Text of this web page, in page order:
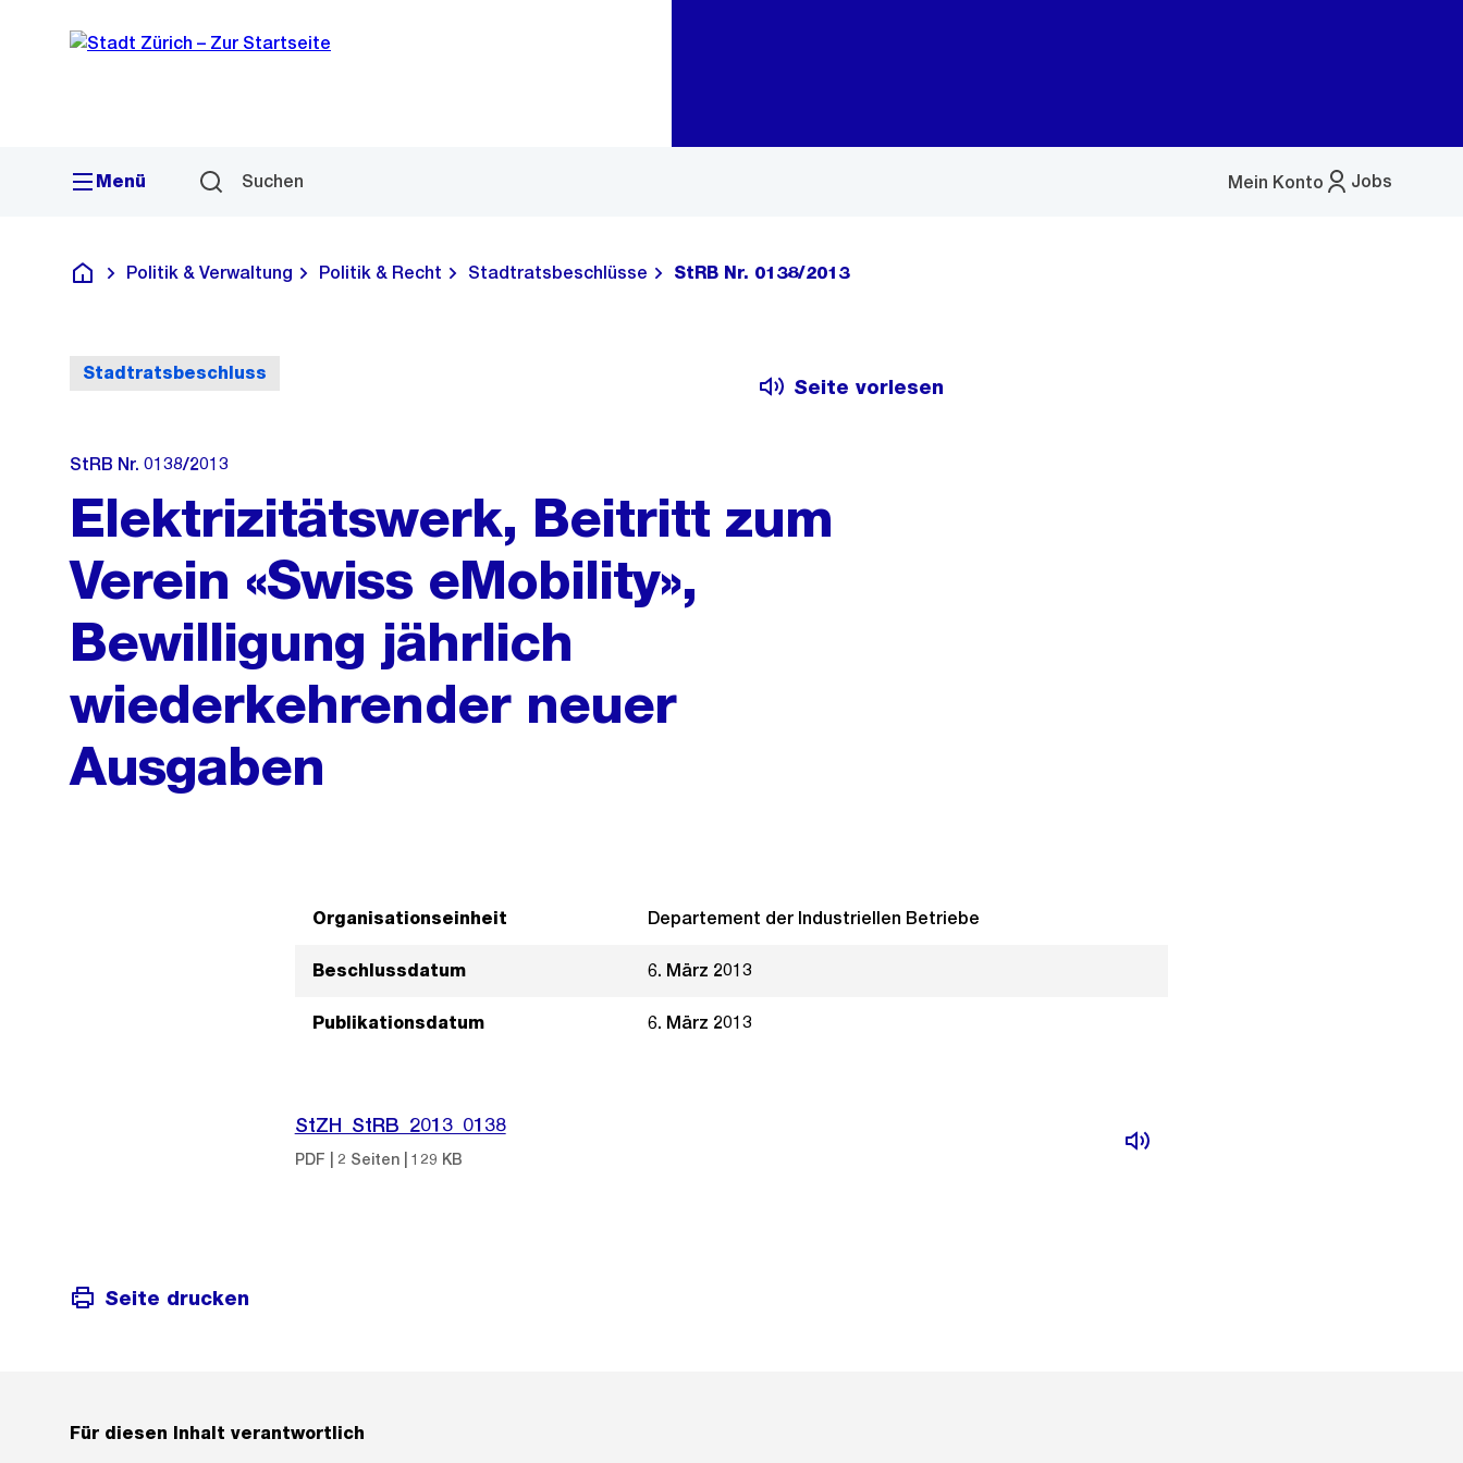
Navigation
Sprunglink
Menü Suchen Jobs
Mein Konto
Menü
Deutsch
Politik & Verwaltung Politik & Recht Stadtratsbeschlüsse StRB Nr. 0138/2013
Stadtratsbeschluss
Seite vorlesen
StRB Nr. 0138/2013
Elektrizitätswerk, Beitritt zum
Verein «Swiss eMobility»,
Bewilligung jährlich
wiederkehrender neuer
Ausgaben
Organisationseinheit Departement der Industriellen Betriebe
Beschlussdatum 6. März 2013
Publikationsdatum 6. März 2013
StZH_StRB_2013_0138
PDF | 2 Seiten | 129 KB
Seite drucken
Für diesen Inhalt verantwortlich